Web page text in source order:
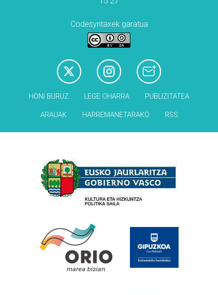
Codesyntaxek garatua
HONI BURUZ LEGE OHARRA PUBLIZITATEA
ARAUAK HARREMANETARAKO RSS